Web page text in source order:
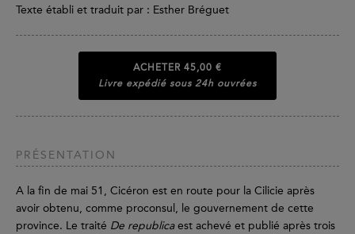
Texte établi et traduit par : Esther Bréguet
ACHETER 45,00 €
Livre expédié sous 24h ouvrées
PRÉSENTATION
A la fin de mai 51, Cicéron est en route pour la Cilicie après
avoir obtenu, comme proconsul, le gouvernement de cette
province. Le traité De republicaest achevé et publié après trois